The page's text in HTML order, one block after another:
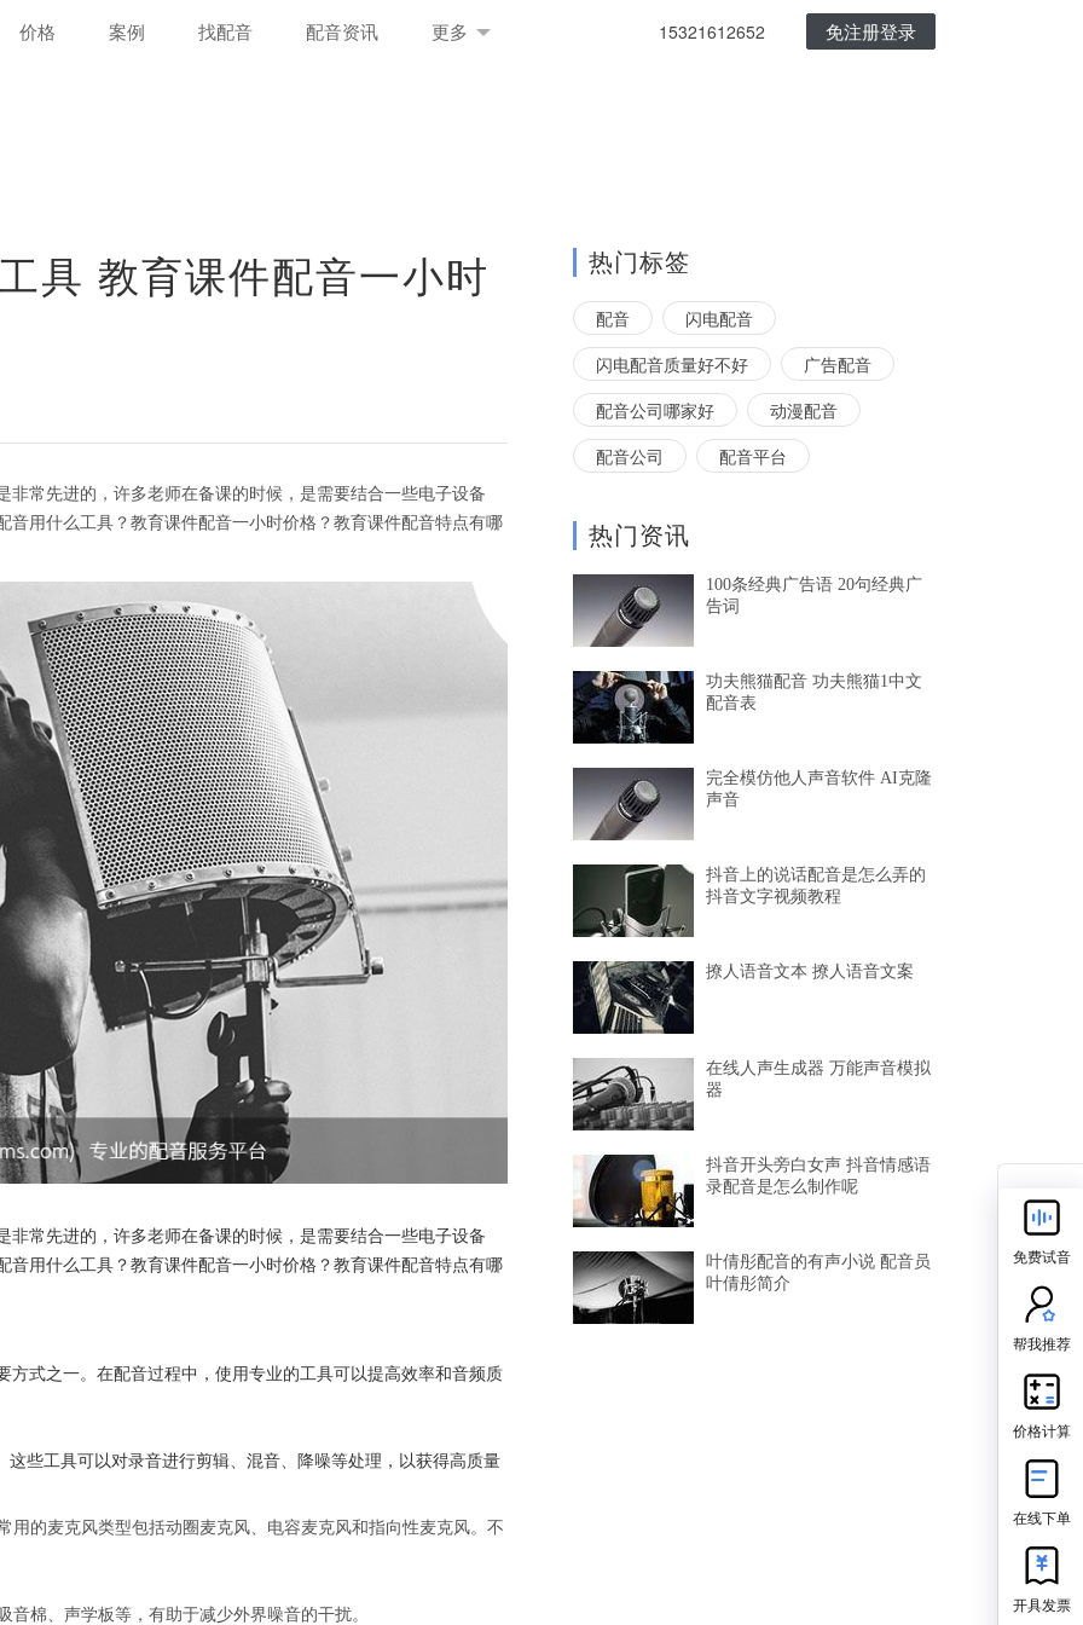
价格 案例 找配音 配音资讯 更多 15321612652 免注册登录
具 教育课件配音一小时
常先进的，许多老师在备课的时候，是需要结合一些电子设备
用什么工具？教育课件配音一小时价格？教育课件配音特点有哪
常先进的，许多老师在备课的时候，是需要结合一些电子设备
音用什么工具？教育课件配音一小时价格？教育课件配音特点有哪
式之一。在配音过程中，使用专业的工具可以提高效率和音频质
些工具可以对录音进行剪辑、混音、降噪等处理，以获得高质量
用的麦克风类型包括动圈麦克风、电容麦克风和指向性麦克风。不
棉、声学板等，有助于减少外界噪音的干扰。
热门标签
配音
闪电配音
闪电配音质量好不好
广告配音
配音公司哪家好
动漫配音
配音公司
配音平台
热门资讯
100条经典广告语 20句经典广
告词
功夫熊猫配音 功夫熊猫1中文
配音表
完全模仿他人声音软件 AI克隆
声音
抖音上的说话配音是怎么弄的
抖音文字视频教程
撩人语音文本 撩人语音文案
在线人声生成器 万能声音模拟
器
抖音开头旁白女声 抖音情感语
录配音是怎么制作呢
叶倩彤配音的有声小说 配音员
叶倩彤简介
免费试音
帮我推荐
价格计算
在线下单
开具发票